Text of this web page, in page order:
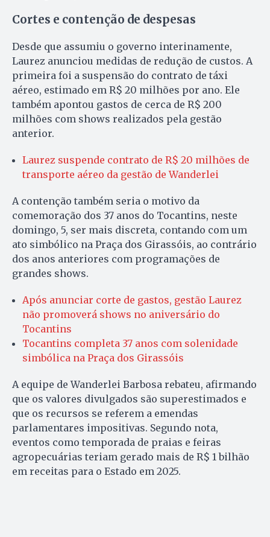
Cortes e contenção de despesas
Desde que assumiu o governo interinamente,
Laurez anunciou medidas de redução de custos. A
primeira foi a suspensão do contrato de táxi
aéreo, estimado em R$ 20 milhões por ano. Ele
também apontou gastos de cerca de R$ 200
milhões com shows realizados pela gestão
anterior.
Laurez suspende contrato de R$ 20 milhões de
transporte aéreo da gestão de Wanderlei
A contenção também seria o motivo da
comemoração dos 37 anos do Tocantins, neste
domingo, 5, ser mais discreta, contando com um
ato simbólico na Praça dos Girassóis, ao contrário
dos anos anteriores com programações de
grandes shows.
Após anunciar corte de gastos, gestão Laurez
não promoverá shows no aniversário do
Tocantins
Tocantins completa 37 anos com solenidade
simbólica na Praça dos Girassóis
A equipe de Wanderlei Barbosa rebateu, afirmando
que os valores divulgados são superestimados e
que os recursos se referem a emendas
parlamentares impositivas. Segundo nota,
eventos como temporada de praias e feiras
agropecuárias teriam gerado mais de R$ 1 bilhão
em receitas para o Estado em 2025.